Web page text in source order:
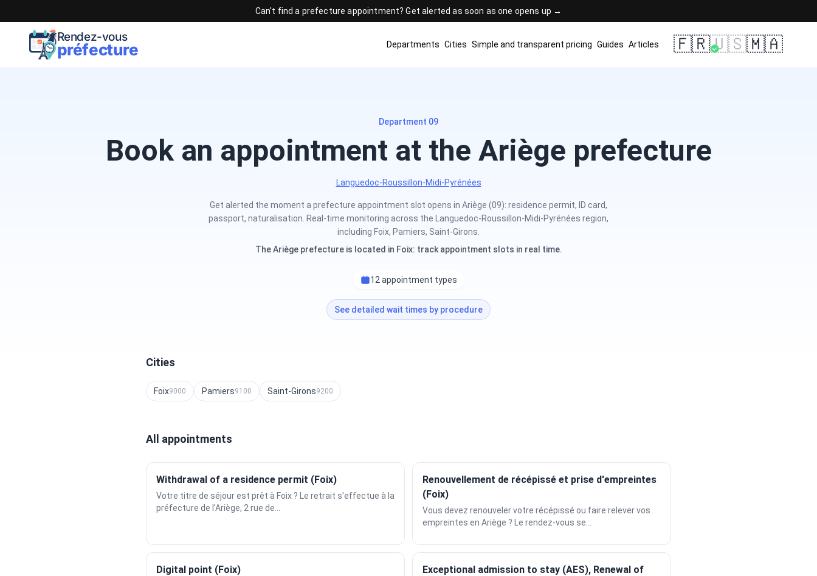
Can't find a prefecture appointment? Get alerted as soon as one opens up →
Rendez-vous
préfecture Departments Cities Simple and transparent pricing Guides Articles 🇫🇷🇺🇸🇲🇦
Department 09
Book an appointment at the Ariège prefecture
Languedoc-Roussillon-Midi-Pyrénées
Get alerted the moment a prefecture appointment slot opens in Ariège (09): residence permit, ID card,
passport, naturalisation. Real-time monitoring across the Languedoc-Roussillon-Midi-Pyrénées region,
including Foix, Pamiers, Saint-Girons.
The Ariège prefecture is located in Foix: track appointment slots in real time.
12 appointment types
See detailed wait times by procedure
Cities
Foix9000 Pamiers9100 Saint-Girons9200
All appointments
Withdrawal of a residence permit (Foix)
Votre titre de séjour est prêt à Foix ? Le retrait s'effectue à la
préfecture de l'Ariège, 2 rue de...
Renouvellement de récépissé et prise d'empreintes
(Foix)
Vous devez renouveler votre récépissé ou faire relever vos
empreintes en Ariège ? Le rendez-vous se...
Digital point (Foix)
Exceptional admission to stay (AES), Renewal of